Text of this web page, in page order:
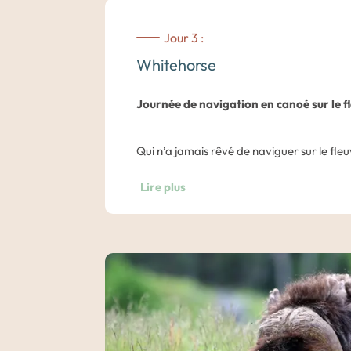
Jour 3 :
Whitehorse
Journée de navigation en canoé sur le
Qui n’a jamais rêvé de naviguer sur le
pour une aventure d’une vingtaine de
6 heures le long du fleuve Yukon.
Pique-nique sur les rives du fleuve.
Lire plus